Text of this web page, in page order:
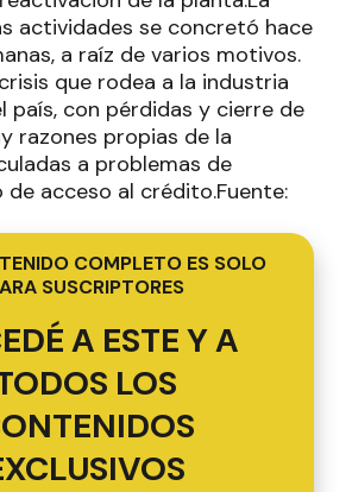
actividades se concretó hace
a raíz de varios motivos.
que rodea a la industria
país, con pérdidas y cierre de
razones propias de la
a problemas de
acceso al crédito.Fuente:
COMPLETO ES SOLO
SUSCRIPTORES
A ESTE Y A
LOS